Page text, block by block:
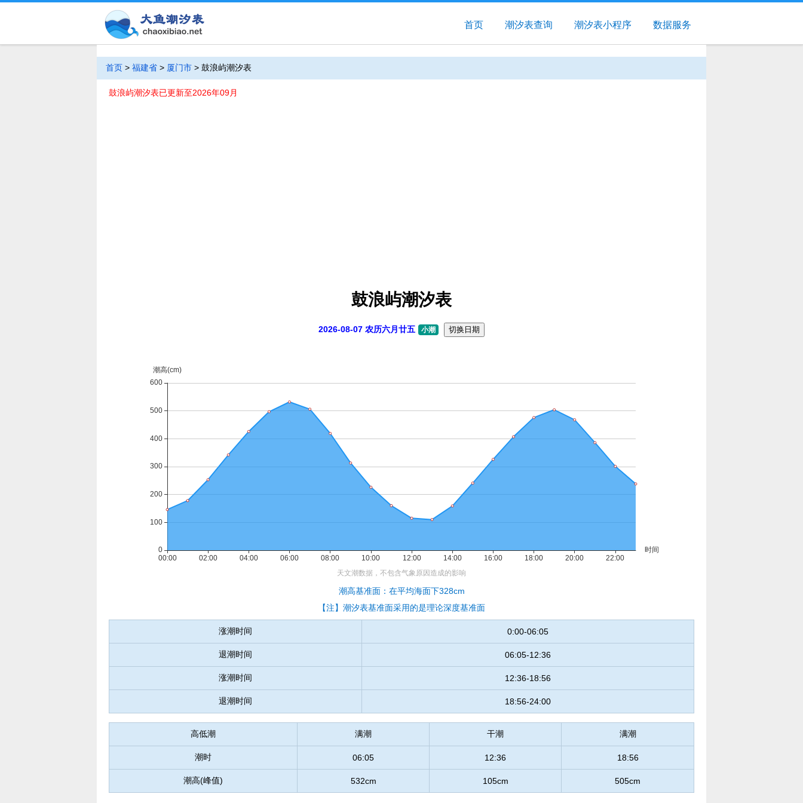
首页 潮汐表查询 潮汐表小程序 数据服务
首页 > 福建省 > 厦门市 > 鼓浪屿潮汐表
鼓浪屿潮汐表已更新至2026年09月
鼓浪屿潮汐表
2026-08-07 农历六月廿五 小潮 切换日期
潮高基准面：在平均海面下328cm
【注】潮汐表基准面采用的是理论深度基准面
涨潮时间 0:00-06:05
退潮时间 06:05-12:36
涨潮时间 12:36-18:56
退潮时间 18:56-24:00
高低潮 满潮 干潮 满潮
潮时 06:05 12:36 18:56
潮高(峰值) 532cm 105cm 505cm